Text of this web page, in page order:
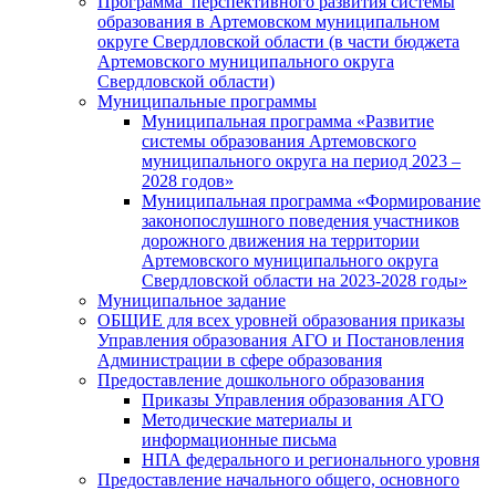
образования в Артемовском муниципальном
округе Свердловской области (в части бюджета
Артемовского муниципального округа
Свердловской области)
Муниципальные программы
Муниципальная программа «Развитие
системы образования Артемовского
муниципального округа на период 2023 –
2028 годов»
Муниципальная программа «Формирование
законопослушного поведения участников
дорожного движения на территории
Артемовского муниципального округа
Свердловской области на 2023-2028 годы»
Муниципальное задание
ОБЩИЕ для всех уровней образования приказы
Управления образования АГО и Постановления
Администрации в сфере образования
Предоставление дошкольного образования
Приказы Управления образования АГО
Методические материалы и
информационные письма
НПА федерального и регионального уровня
Предоставление начального общего, основного